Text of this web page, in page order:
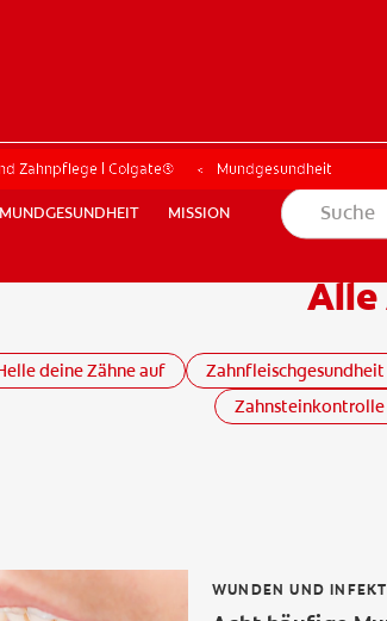
MISSION
COLGATE® MARKENSHOP AT (DE)
MUNDGESUNDHEIT MISSION
Zahnpflege | Colgate® Mundgesundheit
Alle
deine Zähne auf Zahnfleischgesundheit
Zahnsteinkontrolle
WUNDEN UND